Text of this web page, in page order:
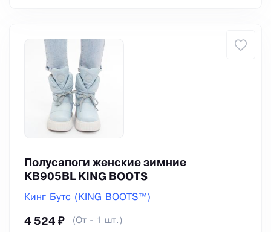
Полусапоги женские зимние
KB905BL KING BOOTS
Кинг Бутс (KING BOOTS™)
4 524 ₽ (От - 1 шт.)